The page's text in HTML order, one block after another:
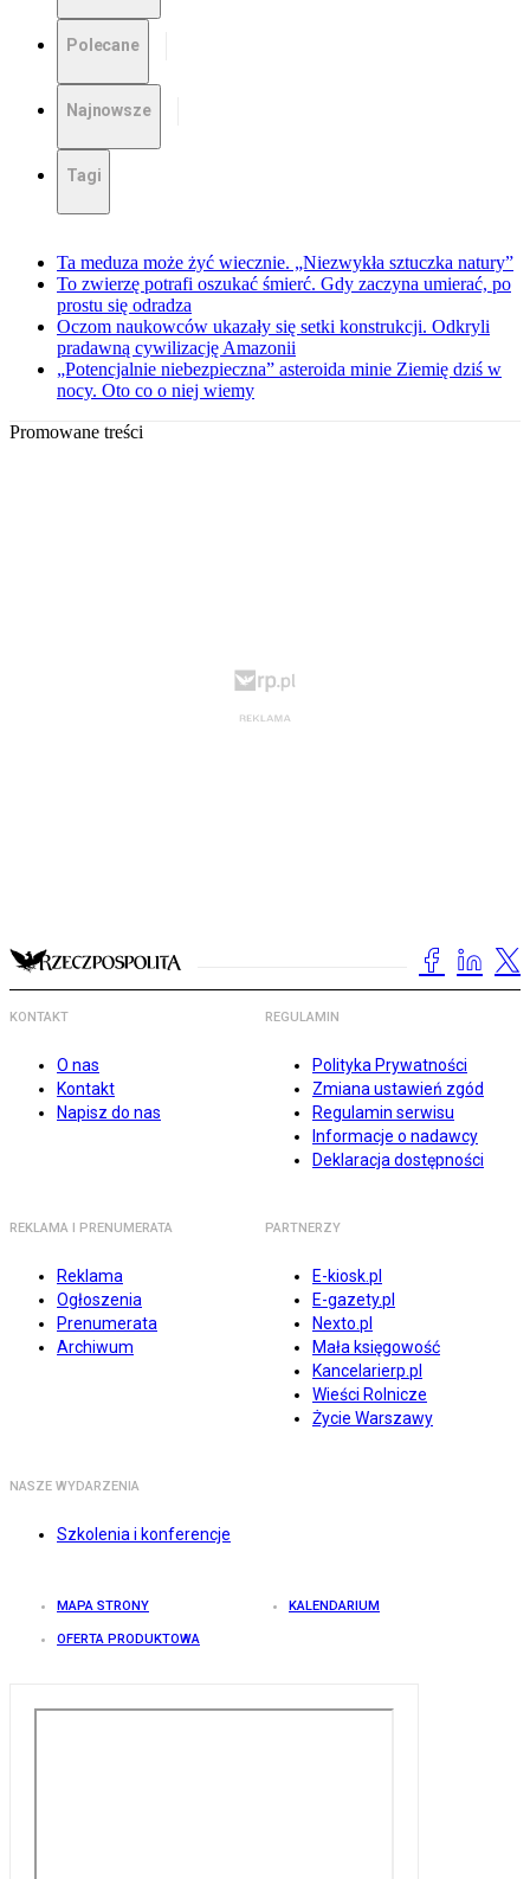
Polecane
Najnowsze
Tagi
Ta meduza może żyć wiecznie. „Niezwykła sztuczka natury”
To zwierzę potrafi oszukać śmierć. Gdy zaczyna umierać, po
prostu się odradza
Oczom naukowców ukazały się setki konstrukcji. Odkryli
pradawną cywilizację Amazonii
„Potencjalnie niebezpieczna” asteroida minie Ziemię dziś w
nocy. Oto co o niej wiemy
Promowane treści
KONTAKT
O nas
Kontakt
Napisz do nas
REGULAMIN
Polityka Prywatności
Zmiana ustawień zgód
Regulamin serwisu
Informacje o nadawcy
Deklaracja dostępności
REKLAMA I PRENUMERATA
Reklama
Ogłoszenia
Prenumerata
Archiwum
PARTNERZY
E-kiosk.pl
E-gazety.pl
Nexto.pl
Mała księgowość
Kancelarierp.pl
Wieści Rolnicze
Życie Warszawy
NASZE WYDARZENIA
Szkolenia i konferencje
MAPA STRONY KALENDARIUM
OFERTA PRODUKTOWA